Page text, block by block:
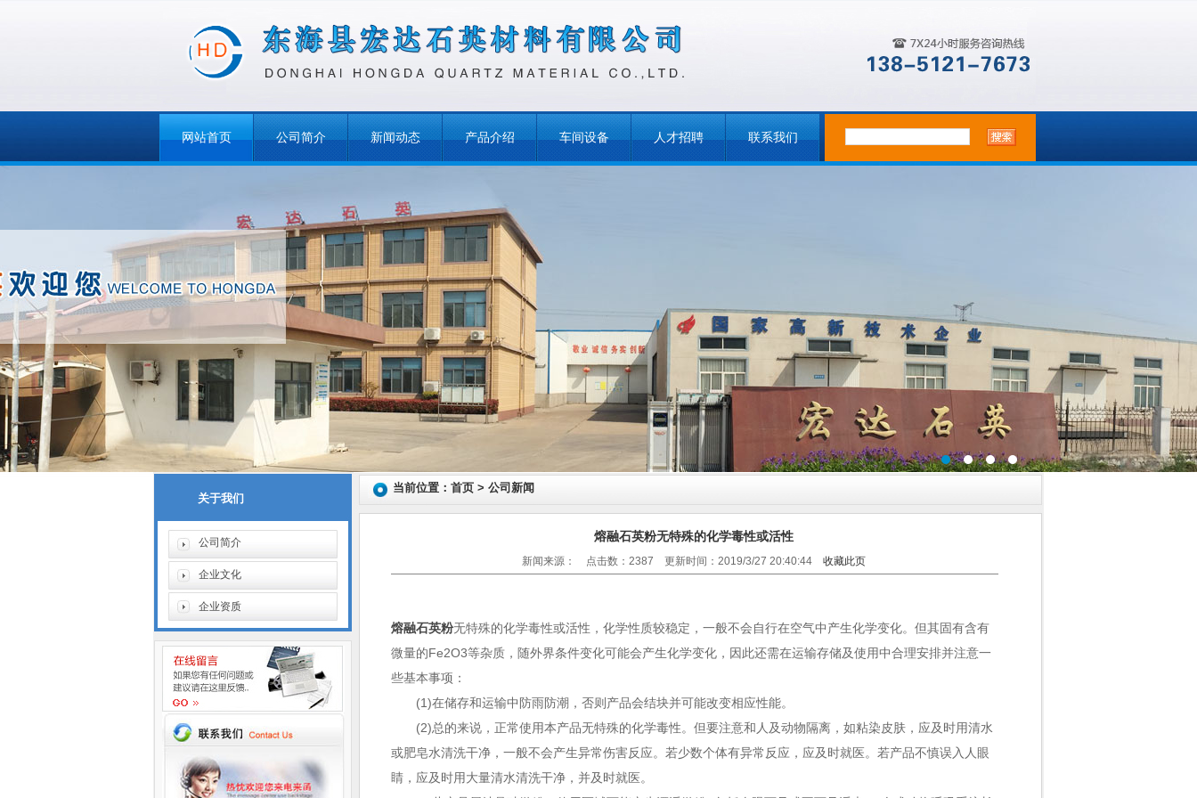
网站首页 公司简介 新闻动态 产品介绍 车间设备 人才招聘 联系我们
关于我们
公司简介
企业文化
企业资质
当前位置：首页 > 公司新闻
熔融石英粉无特殊的化学毒性或活性
新闻来源： 点击数：2387 更新时间：2019/3/27 20:40:44 收藏此页
熔融石英粉无特殊的化学毒性或活性，化学性质较稳定，一般不会自行在空气中产生化学变化。但其固有含有
微量的Fe2O3等杂质，随外界条件变化可能会产生化学变化，因此还需在运输存储及使用中合理安排并注意一
些基本事项：
(1)在储存和运输中防雨防潮，否则产品会结块并可能改变相应性能。
(2)总的来说，正常使用本产品无特殊的化学毒性。但要注意和人及动物隔离，如粘染皮肤，应及时用清水
或肥皂水清洗干净，一般不会产生异常伤害反应。若少数个体有异常反应，应及时就医。若产品不慎误入人眼
睛，应及时用大量清水清洗干净，并及时就医。